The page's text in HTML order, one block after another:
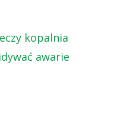
kopalnia
awarie